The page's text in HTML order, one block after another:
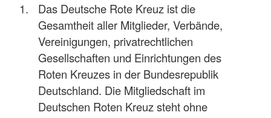
Das Deutsche Rote Kreuz ist die
Gesamtheit aller Mitglieder, Verbände,
Vereinigungen, privatrechtlichen
Gesellschaften und Einrichtungen des
Roten Kreuzes in der Bundesrepublik
Deutschland. Die Mitgliedschaft im
Deutschen Roten Kreuz steht ohne